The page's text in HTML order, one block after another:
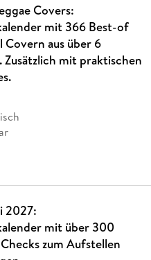
Covers:
mit 366 Best-of
Covern aus über 6
Zusätzlich mit praktischen
2027:
mit über 300
zum Aufstellen